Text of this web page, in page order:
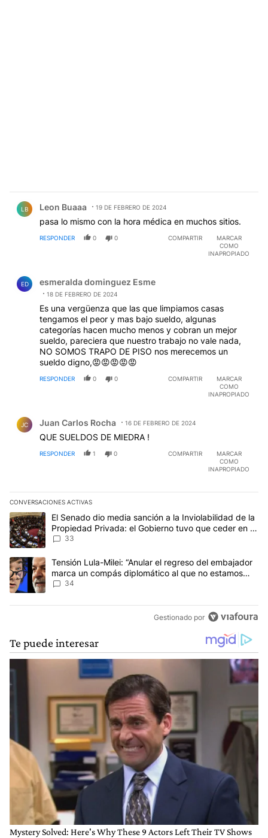
LB Leon Buaaa 19 DE FEBRERO DE 2024
pasa lo mismo con la hora médica en muchos sitios.
RESPONDER 0 0 COMPARTIR
MARCAR
COMO
INAPROPIADO
ED esmeralda dominguez Esme
18 DE FEBRERO DE 2024
Es una vergüenza que las que limpiamos casas
tengamos el peor y mas bajo sueldo, algunas
categorías hacen mucho menos y cobran un mejor
sueldo, pareciera que nuestro trabajo no vale nada,
NO SOMOS TRAPO DE PISO nos merecemos un
sueldo digno,😡😡😡😡😡
RESPONDER 0 0 COMPARTIR
MARCAR
COMO
INAPROPIADO
JC Juan Carlos Rocha 16 DE FEBRERO DE 2024
QUE SUELDOS DE MIEDRA !
RESPONDER 1 0 COMPARTIR
MARCAR
COMO
INAPROPIADO
CONVERSACIONES ACTIVAS
Este listado muestra los artículos con más comentarios en los
Un artículo de tendencia con el título "El Senado dio media
El Senado dio media sanción a la Inviolabilidad de la
Propiedad Privada: el Gobierno tuvo que ceder en la
Ley del Manejo del Fuego
33
Un artículo de tendencia con el título "Tensión Lula-Milei:
Tensión Lula-Milei: “Anular el regreso del embajador
marca un compás diplomático al que no estamos
acostumbrados"
34
Gestionado por